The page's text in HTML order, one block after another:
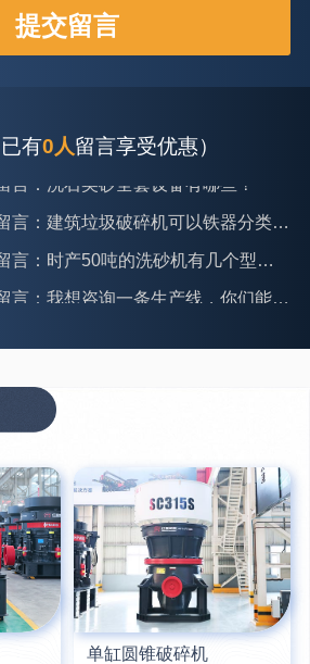
已有0人留言享受优惠）
言：硬岩颚式破碎机带不带电机？
：水泥厂熟料能破碎吗？推荐用什么机器？
这款破碎机一小时产能多大？是用电的还是燃油的？
：50吨左右的制砂机大概什么价位？
言：洗石英砂全套设备有哪些？
单缸圆锥破碎机